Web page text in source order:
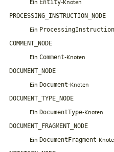
Ein Entity-Knoten
PROCESSING_INSTRUCTION_NODE
Ein ProcessingInstruction
COMMENT_NODE
Ein Comment-Knoten
DOCUMENT_NODE
Ein Document-Knoten
DOCUMENT_TYPE_NODE
Ein DocumentType-Knoten
DOCUMENT_FRAGMENT_NODE
Ein DocumentFragment-